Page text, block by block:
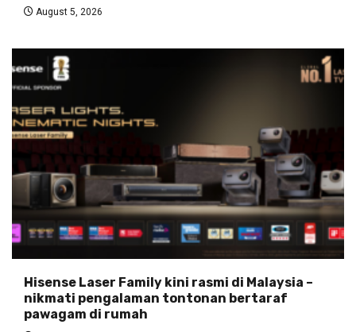
August 5, 2026
Hisense Laser Family kini rasmi di Malaysia –
nikmati pengalaman tontonan bertaraf
pawagam di rumah